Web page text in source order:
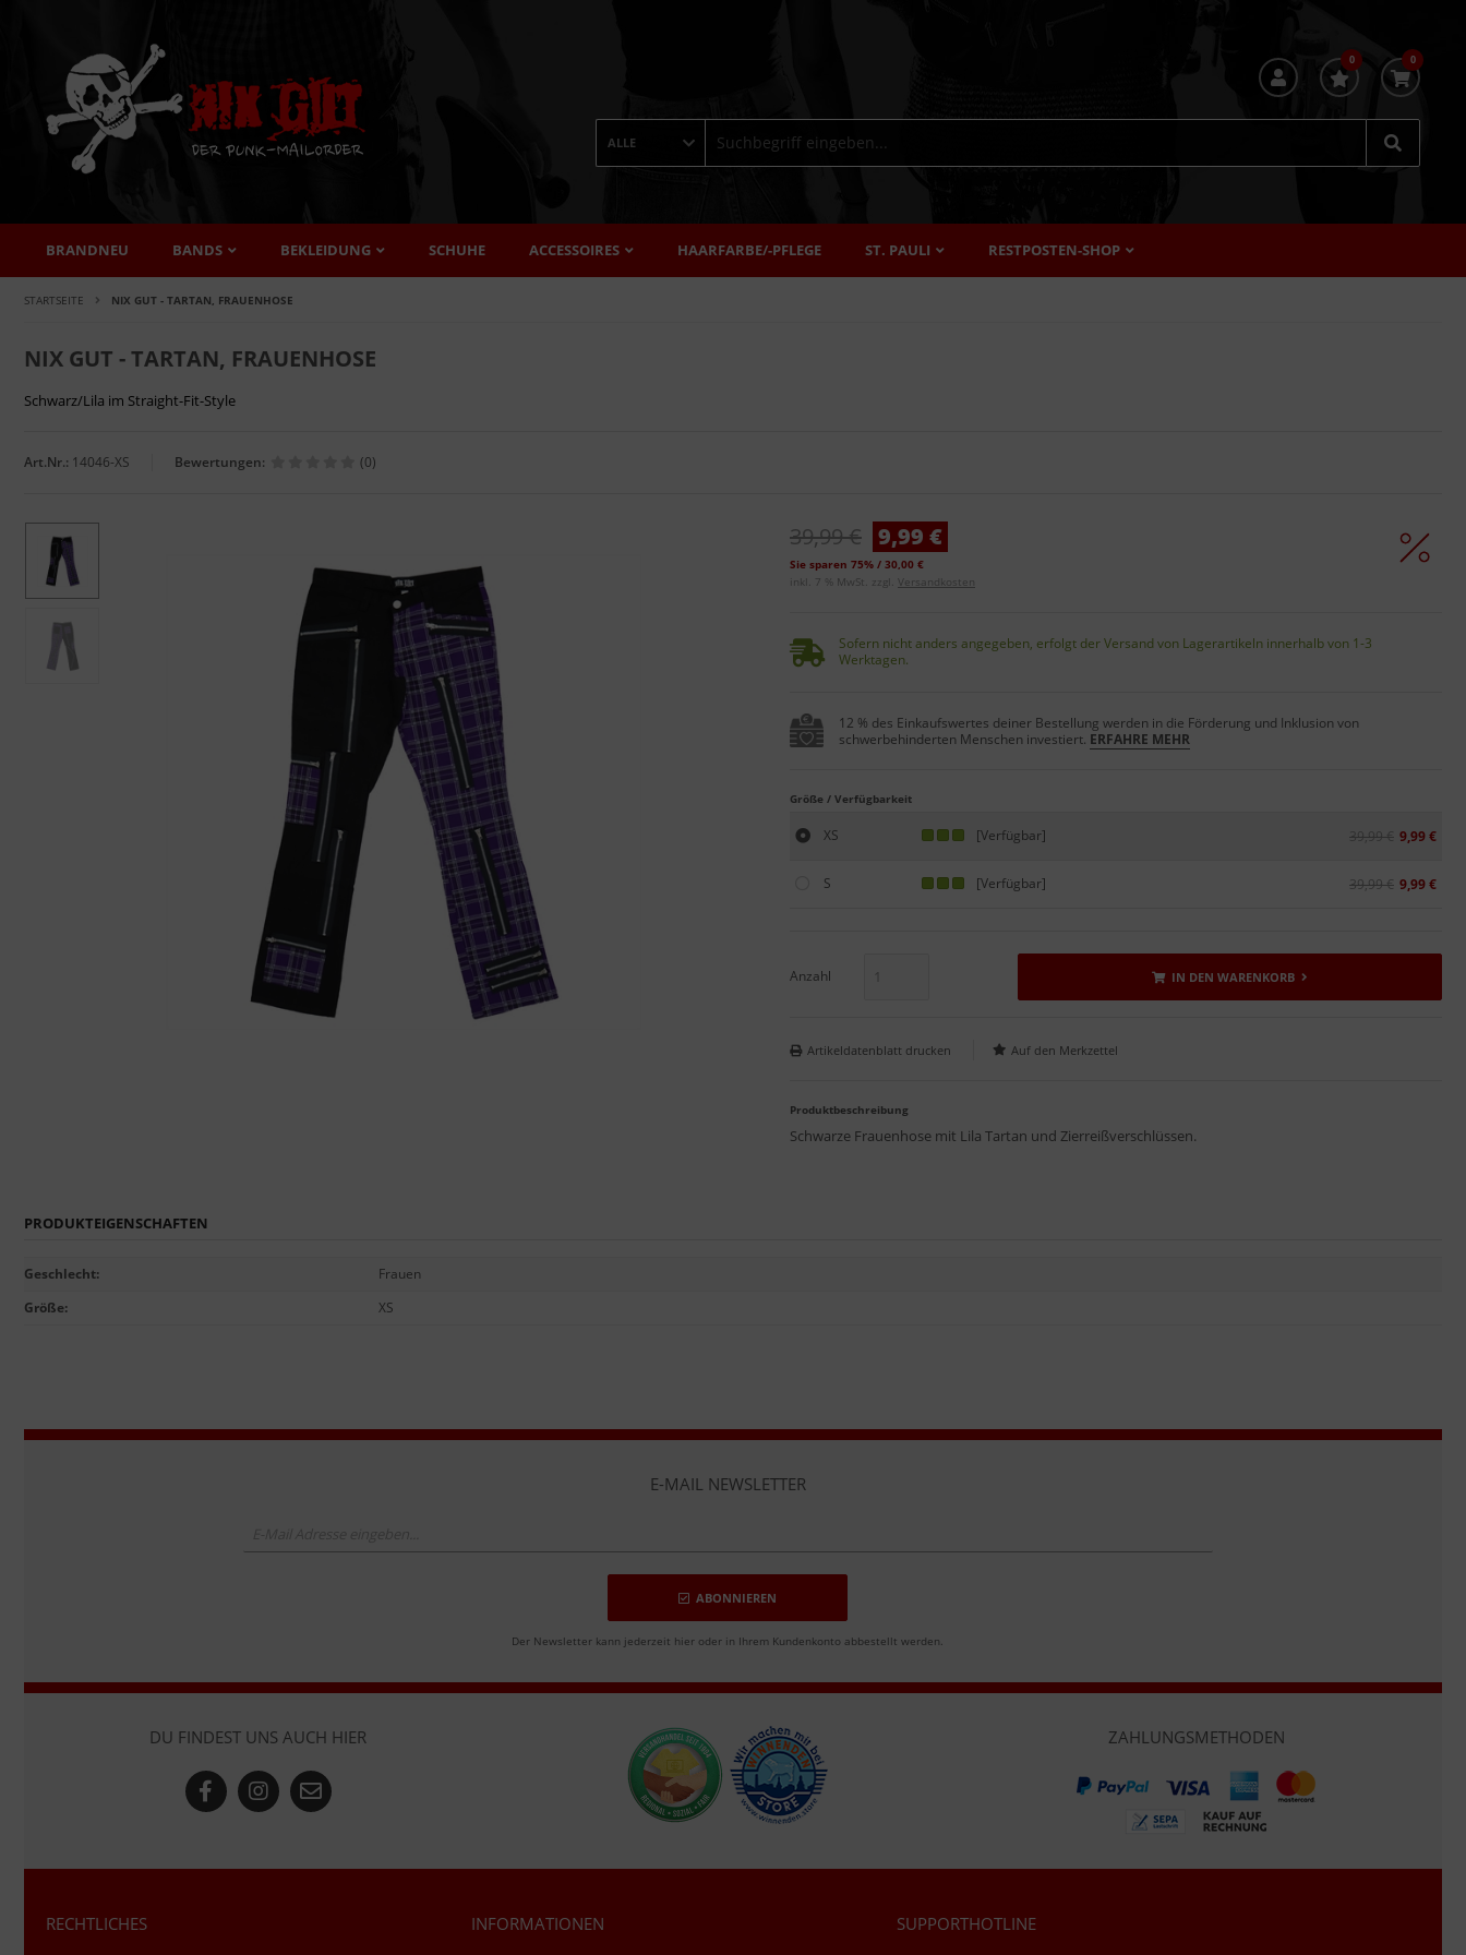
0 0
ALLE
BRANDNEU BANDS BEKLEIDUNG SCHUHE ACCESSOIRES HAARFARBE/-PFLEGE ST. PAULI RESTPOSTEN-SHOP
STARTSEITE NIX GUT - TARTAN, FRAUENHOSE
NIX GUT - TARTAN, FRAUENHOSE
Schwarz/Lila im Straight-Fit-Style
Art.Nr.: 14046-XS Bewertungen: (0)
39,99 € 9,99 €
Sie sparen 75% / 30,00 €
inkl. 7 % MwSt. zzgl. Versandkosten
Sofern nicht anders angegeben, erfolgt der Versand von Lagerartikeln innerhalb von 1-3
Werktagen.
12 % des Einkaufswertes deiner Bestellung werden in die Förderung und Inklusion von
schwerbehinderten Menschen investiert. ERFAHRE MEHR
Größe / Verfügbarkeit
XS [Verfügbar] 39,99 € 9,99 €
S [Verfügbar] 39,99 € 9,99 €
Anzahl IN DEN WARENKORB
Artikeldatenblatt drucken
Produktbeschreibung
Schwarze Frauenhose mit Lila Tartan und Zierreißverschlüssen.
PRODUKTEIGENSCHAFTEN
Geschlecht:
Frauen
Größe: XS
E-MAIL NEWSLETTER
ABONNIEREN
Der Newsletter kann jederzeit hier oder in Ihrem Kundenkonto abbestellt werden.
DU FINDEST UNS AUCH HIER ZAHLUNGSMETHODEN
RECHTLICHES INFORMATIONEN SUPPORTHOTLINE